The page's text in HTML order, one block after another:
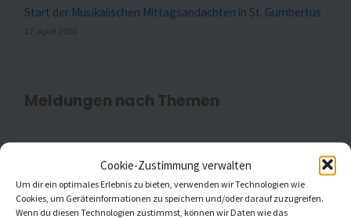
Cookie-Zustimmung verwalten
Um dir ein optimales Erlebnis zu bieten, verwenden wir Technologien wie
Cookies, um Geräteinformationen zu speichern und/oder darauf zuzugreifen.
Wenn du diesen Technologien zustimmst, können wir Daten wie das
Start der Musikalischen Mittagsandachten in St. Gumbertus
27. April 2026
Meldungen nach Themen
Gottesdienste(1)